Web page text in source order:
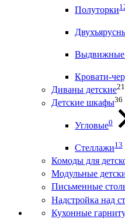
Полуторки
Выдвижные
Кровати-
Диваны детские21
Детские шкафы36
Угловые0
Стеллажи13
Комоды для
Модульные
Письменные
Надстройка над
Кухонные